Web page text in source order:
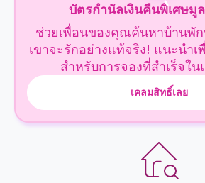
บัตรกำนัลเงินคืนพิเศษมู
ช่วยเพื่อนของคุณค้นหาบ้านพั
เขาจะรักอย่างแท้จริง! แนะนำ
สำหรับการจองที่สำเร็จใ
เคลมสิทธิ์เลย